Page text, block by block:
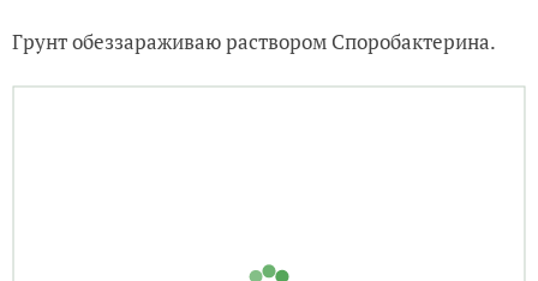
Грунт обеззараживаю раствором Споробактерина.